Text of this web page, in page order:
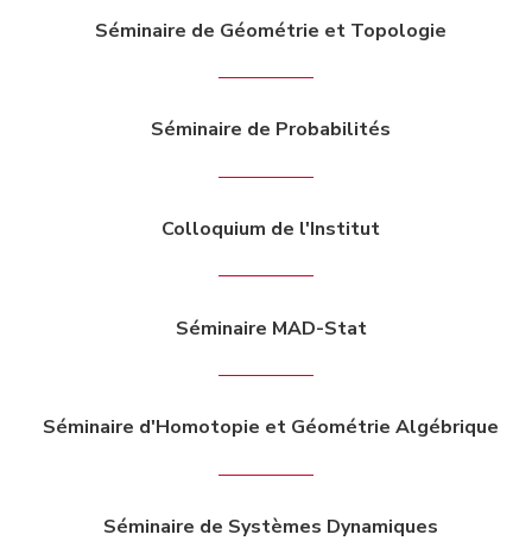
Séminaire de Géométrie et Topologie
Séminaire de Probabilités
Colloquium de l'Institut
Séminaire MAD-Stat
Séminaire d'Homotopie et Géométrie Algébrique
Séminaire de Systèmes Dynamiques